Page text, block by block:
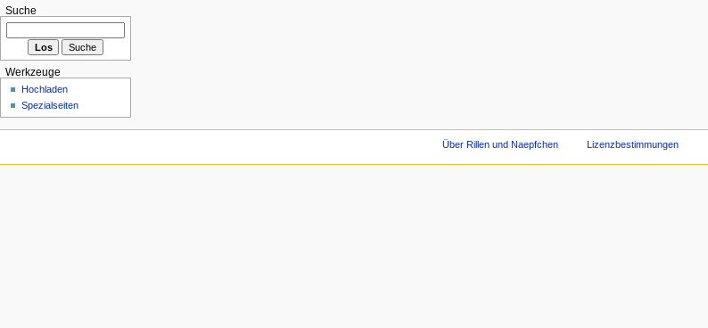
Suche
Werkzeuge
Hochladen
Spezialseiten
Über Rillen und Naepfchen Lizenzbestimmungen